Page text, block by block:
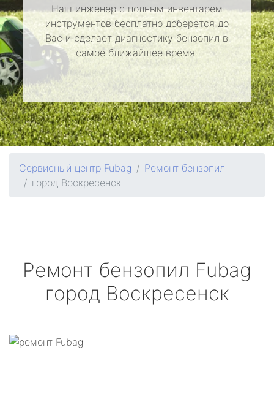
Наш инженер с полным инвентарем
инструментов бесплатно доберется до
Вас и сделает диагностику бензопил в
самое ближайшее время.
Сервисный центр Fubag
Ремонт бензопил
город Воскресенск
Ремонт бензопил Fubag
город Воскресенск